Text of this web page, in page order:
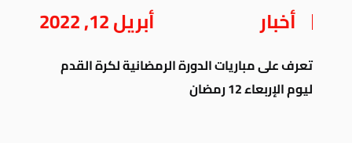
أخبار أبريل 12, 2022
تعرف على مباريات الدورة الرمضانية لكرة القدم
ليوم الإربعاء 12 رمضان